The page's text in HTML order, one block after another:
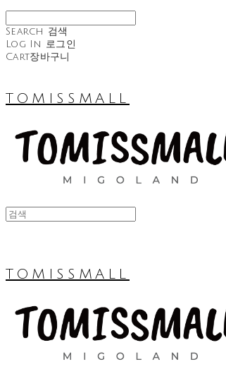
Search 검색
Log In 로그인
Cart장바구니
TOMISSMALL
TOMISSMALL